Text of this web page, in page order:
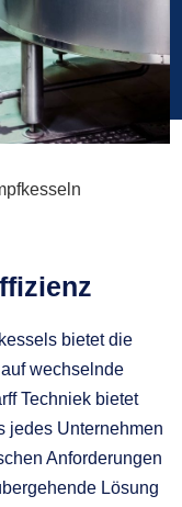
bietet die
wechselnde
Techniek bietet
jedes Unternehmen
Anforderungen
Lösung